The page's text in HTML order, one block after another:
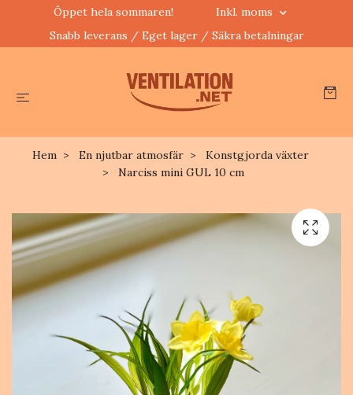
Öppet hela sommaren!
Inkl. moms
Snabb leverans / Eget lager / Säkra betalningar
Hem En njutbar atmosfär
Konstgjorda växter
Narciss mini GUL 10 cm